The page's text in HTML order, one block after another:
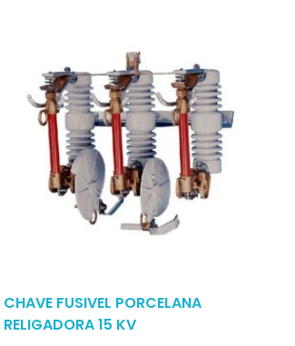
CHAVE FUSIVEL PORCELANA
RELIGADORA 15 KV